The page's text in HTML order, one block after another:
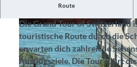
© Schweiz Tourismus, Interlaken Tourismus |
CC-BY-SA
Route
Entdecke die traumhafte
Die Grand Tour of Switzerland
touristische Route durch die
erwarten dich zahlreiche
Ausflugsziele. Die Tour führt